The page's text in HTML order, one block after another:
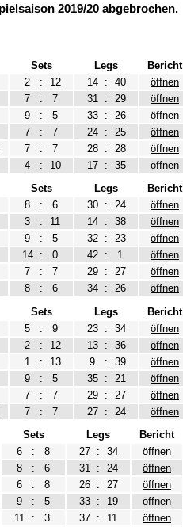
2019/20 abgebrochen.
Sets Legs
Bericht
2 : 12 14 : 40
öffnen
7 : 7 31 : 29
öffnen
9 : 5 33 : 26
öffnen
7 : 7 24 : 25
öffnen
7 : 7 28 : 28
öffnen
4 : 10 17 : 35
öffnen
Sets Legs
Bericht
8 : 6 30 : 24
öffnen
3 : 11 14 : 38
öffnen
9 : 5 32 : 23
öffnen
14 : 0 42 : 1
öffnen
7 : 7 29 : 27
öffnen
8 : 6 34 : 26
öffnen
Sets Legs
Bericht
5 : 9 23 : 34
öffnen
2 : 12 13 : 36
öffnen
1 : 13 9 : 39
öffnen
9 : 5 35 : 21
öffnen
7 : 7 29 : 27
öffnen
7 : 7 27 : 24
öffnen
Sets Legs
Bericht
6 : 8 27 : 34
öffnen
8 : 6 31 : 24
öffnen
6 : 8 26 : 27
öffnen
9 : 5 33 : 19
öffnen
11 : 3 37 : 11
öffnen